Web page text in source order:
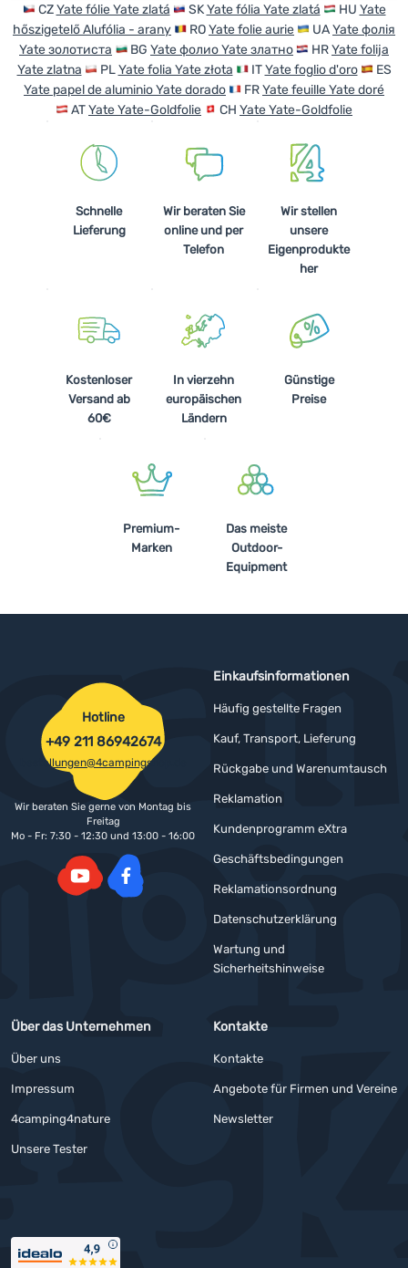
CZYate fólie Yate zlatá SKYate fólia Yate zlatá HU Yate
hőszigetelő Alufólia - arany
ROYate folie aurie UAYate фолія
Yate золотиста
BG Yate фолио Yate златно HRYate folija
Yate zlatna
PLYate folia Yate złota ITYate foglio d'oro
ES
Yate papel de aluminio Yate dorado
FRYate feuille Yate doré
ATYate Yate-Goldfolie CH Yate Yate-Goldfolie
Schnelle
Lieferung
Wir beraten Sie
online und per
Telefon
Wir stellen
unsere
Eigenprodukte
her
Kostenloser
Versand ab
60€
In vierzehn
europäischen
Ländern
Günstige
Preise
Premium-
Marken
Das meiste
Outdoor-
Equipment
Einkaufsinformationen
Häufig gestellte Fragen
Kauf, Transport, Lieferung
Rückgabe und Warenumtausch
Reklamation
Kundenprogramm eXtra
Geschäftsbedingungen
Reklamationsordnung
Datenschutzerklärung
Wartung und
Sicherheitshinweise
Über das Unternehmen
Über uns
Impressum
4camping4nature
Unsere Tester
Kontakte
Kontakte
Angebote für Firmen und Vereine
Newsletter
Hotline
+49 211 86942674
bestellungen@4campingshop.de
Wir beraten Sie gerne von Montag bis
Freitag
Mo - Fr: 7:30 - 12:30 und 13:00 - 16:00
Auszeichnungen